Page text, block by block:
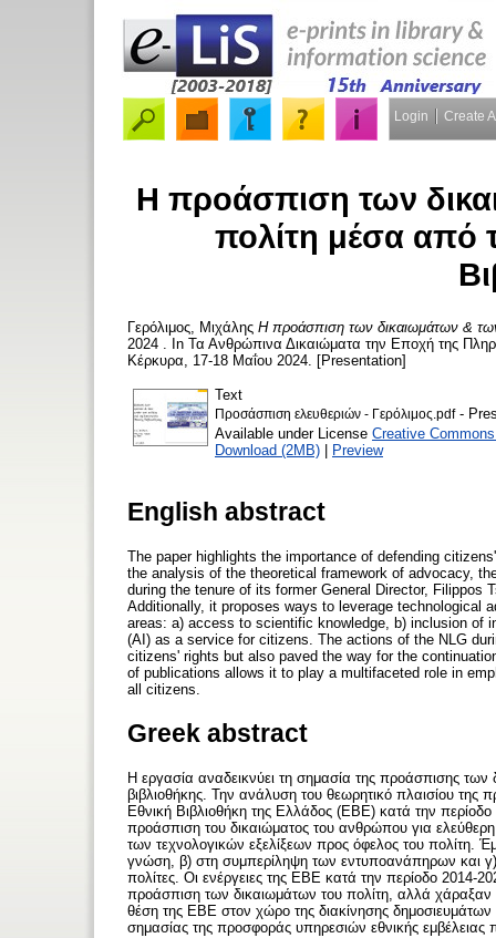
Login Create
Η προάσπιση των
πολίτη μέσα από
Γερόλιμος, Μιχάλης Η προάσπιση των δικαιωμάτων & των
2024 . In Τα Ανθρώπινα Δικαιώματα την Εποχή της
Κέρκυρα, 17-18 Μαΐου 2024. [Presentation]
Text
Προσάσπιση ελευθεριών - Γερόλιμος.pdf-
Available under License Creative
Download (2MB) | Preview
English abstract
The paper highlights the importance of defending
the analysis of the theoretical framework of advocacy,
during the tenure of its former General Director, Filippos
Additionally, it proposes ways to leverage technological
areas: a) access to scientific knowledge, b) inclusion of
(AI) as a service for citizens. The actions of the NLG
citizens' rights but also paved the way for the
of publications allows it to play a multifaceted role in
all citizens.
Greek abstract
Η εργασία αναδεικνύει τη σημασία της προάσπισης των
βιβλιοθήκης. Την ανάλυση του θεωρητικό πλαισίου
Εθνική Βιβλιοθήκη της Ελλάδος (ΕΒΕ) κατά την περίοδο
προάσπιση του δικαιώματος του ανθρώπου για
των τεχνολογικών εξελίξεων προς όφελος του πολίτη.
γνώση, β) στη συμπερίληψη των εντυποανάπηρων και
πολίτες. Οι ενέργειες της ΕΒΕ κατά την περίοδο 2014-
προάσπιση των δικαιωμάτων του πολίτη, αλλά χάραξαν
θέση της ΕΒΕ στον χώρο της διακίνησης δημοσιευμάτων
σημασίας της προσφοράς υπηρεσιών εθνικής